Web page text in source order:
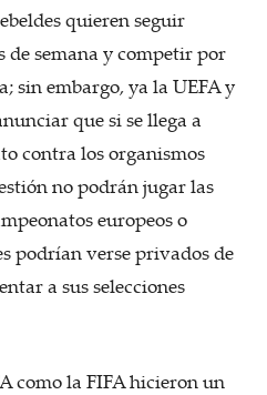
quieren seguir
de semana y competir por
sin embargo, ya la UEFA y
que si se llega a
contra los organismos
no podrán jugar las
europeos o
podrían verse privados de
a sus selecciones
como la FIFA hicieron un